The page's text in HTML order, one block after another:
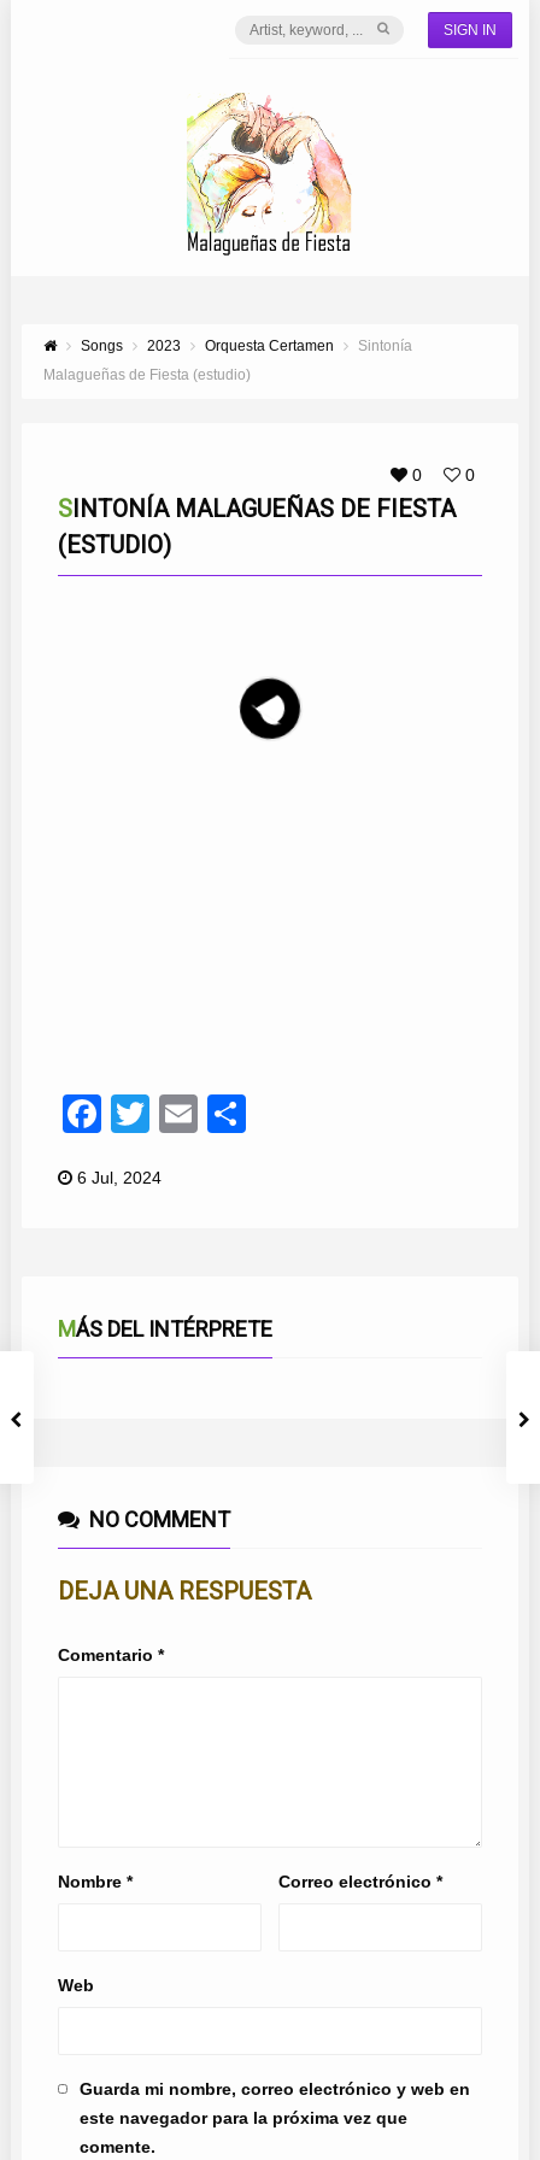
SIGN IN
Songs 2023 Orquesta Certamen
Sintonía
Malagueñas de Fiesta (estudio)
0 0
SINTONÍA MALAGUEÑAS DE FIESTA
(ESTUDIO)
Facebook
TwitterEmail
6 Jul, 2024
MÁS DEL INTÉRPRETE
NO COMMENT
DEJA UNA RESPUESTA
Comentario *
Nombre * Correo electrónico*
Web
Guarda mi nombre, correo electrónico y web en
este navegador para la próxima vez que
comente.